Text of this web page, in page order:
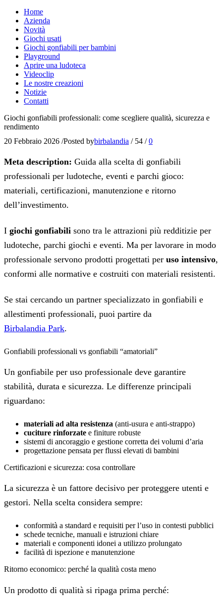
Home
Azienda
Novità
Giochi usati
Giochi gonfiabili per bambini
Playground
Aprire una ludoteca
Videoclip
Le nostre creazioni
Notizie
Contatti
Giochi gonfiabili professionali: come scegliere qualità, sicurezza e
rendimento
20 Febbraio 2026 /Posted bybirbalandia / 54 / 0
Meta description: Guida alla scelta di gonfiabili
professionali per ludoteche, eventi e parchi gioco:
materiali, certificazioni, manutenzione e ritorno
dell’investimento.
I giochi gonfiabili sono tra le attrazioni più redditizie per
ludoteche, parchi giochi e eventi. Ma per lavorare in modo
professionale servono prodotti progettati per uso intensivo,
conformi alle normative e costruiti con materiali resistenti.
Se stai cercando un partner specializzato in gonfiabili e
allestimenti professionali, puoi partire da
Birbalandia Park.
Gonfiabili professionali vs gonfiabili “amatoriali”
Un gonfiabile per uso professionale deve garantire
stabilità, durata e sicurezza. Le differenze principali
riguardano:
materiali ad alta resistenza (anti-usura e anti-strappo)
cuciture rinforzate e finiture robuste
sistemi di ancoraggio e gestione corretta dei volumi d’aria
progettazione pensata per flussi elevati di bambini
Certificazioni e sicurezza: cosa controllare
La sicurezza è un fattore decisivo per proteggere utenti e
gestori. Nella scelta considera sempre:
conformità a standard e requisiti per l’uso in contesti pubblici
schede tecniche, manuali e istruzioni chiare
materiali e componenti idonei a utilizzo prolungato
facilità di ispezione e manutenzione
Ritorno economico: perché la qualità costa meno
Un prodotto di qualità si ripaga prima perché: